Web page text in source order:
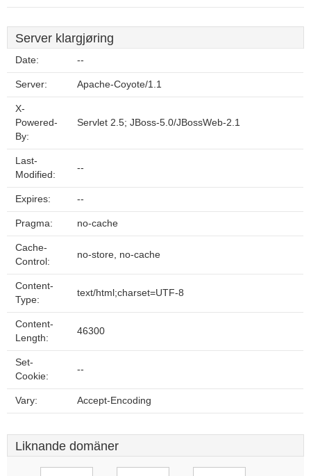
Server klargjøring
Date: --
Server: Apache-Coyote/1.1
X-
Powered-
By:
Servlet 2.5; JBoss-5.0/JBossWeb-2.1
Last-
Modified:
--
Expires: --
Pragma: no-cache
Cache-
Control:
no-store, no-cache
Content-
Type:
text/html;charset=UTF-8
Content-
Length:
46300
Set-
Cookie:
--
Vary: Accept-Encoding
Liknande domäner